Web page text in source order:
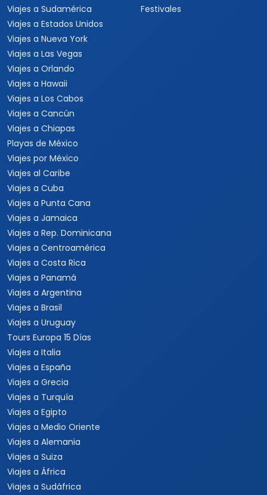
Viajes a Sudamérica
Viajes a Estados Unidos
Viajes a Nueva York
Viajes a Las Vegas
Viajes a Orlando
Viajes a Hawaii
Viajes a Los Cabos
Viajes a Cancún
Viajes a Chiapas
Playas de México
Viajes por México
Viajes al Caribe
Viajes a Cuba
Viajes a Punta Cana
Viajes a Jamaica
Viajes a Rep. Dominicana
Viajes a Centroamérica
Viajes a Costa Rica
Viajes a Panamá
Viajes a Argentina
Viajes a Brasil
Viajes a Uruguay
Tours Europa 15 Días
Viajes a Italia
Viajes a España
Viajes a Grecia
Viajes a Turquía
Viajes a Egipto
Viajes a Medio Oriente
Viajes a Alemania
Viajes a Suiza
Viajes a África
Viajes a Sudáfrica
Festivales